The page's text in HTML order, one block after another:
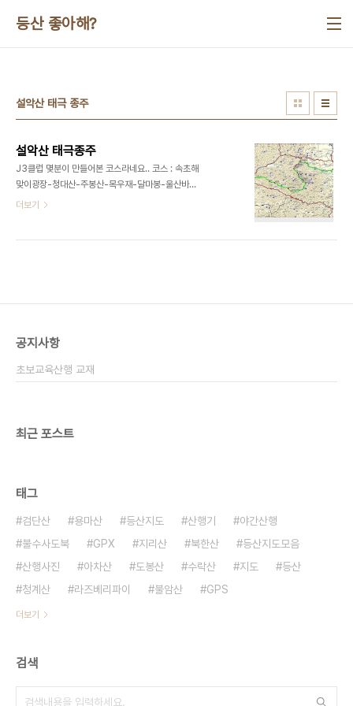
등산 좋아해?
설악산 태극 종주
설악산 태극종주
J3클럽 몇분이 만들어본 코스라네요.. 코스 : 속초해
맞이광장-청대산-주봉산-목우재-달마봉-울산바
위-미시령갈림길-황철봉-마등령-공룡능선-대청-
더보기
공지사항
초보교육산행 교재
최근 포스트
태그
검단산 용마산 등산지도 산행기
야간산행
불수사도북
GPX 지리산 북한산
등산지도모음
산행사진
아차산 도봉산 수락산 지도
등산
청계산
라즈베리파이 불암산 GPS
더보기
검색